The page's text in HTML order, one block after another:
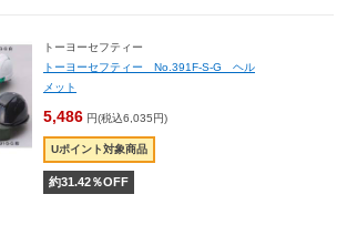
トーヨーセフティー
トーヨーセフティー No.391F-S-G ヘル
メット
5,486 円(税込6,035円)
Uポイント対象商品
約31.42％OFF